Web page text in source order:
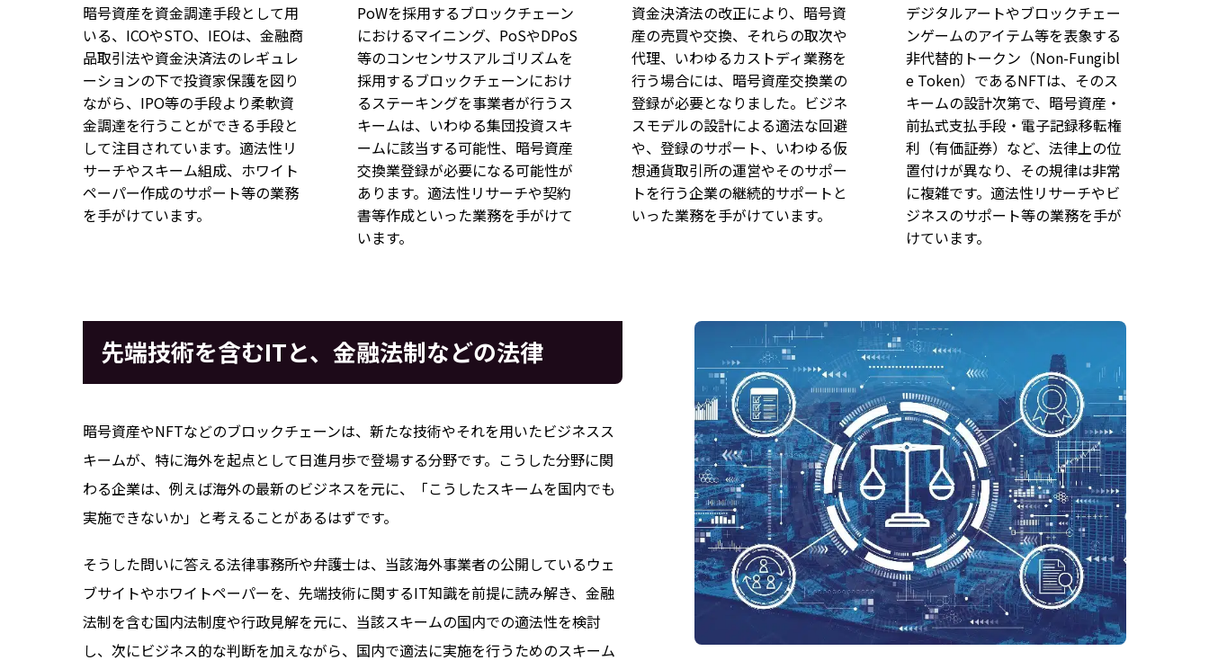
暗号資産を資金調達手段として用
いる、ICOやSTO、IEOは、金融商
品取引法や資金決済法のレギュレ
ーションの下で投資家保護を図り
ながら、IPO等の手段より柔軟資
金調達を行うことができる手段と
して注目されています。適法性リ
サーチやスキーム組成、ホワイト
ペーパー作成のサポート等の業務
を手がけています。
PoWを採用するブロックチェーン
におけるマイニング、PoSやDPoS
等のコンセンサスアルゴリズムを
採用するブロックチェーンにおけ
るステーキングを事業者が行うス
キームは、いわゆる集団投資スキ
ームに該当する可能性、暗号資産
交換業登録が必要になる可能性が
あります。適法性リサーチや契約
書等作成といった業務を手がけて
います。
資金決済法の改正により、暗号資
産の売買や交換、それらの取次や
代理、いわゆるカストディ業務を
行う場合には、暗号資産交換業の
登録が必要となりました。ビジネ
スモデルの設計による適法な回避
や、登録のサポート、いわゆる仮
想通貨取引所の運営やそのサポー
トを行う企業の継続的サポートと
いった業務を手がけています。
デジタルアートやブロックチェー
ンゲームのアイテム等を表象する
非代替的トークン（Non-Fungibl
e Token）であるNFTは、そのス
キームの設計次第で、暗号資産・
前払式支払手段・電子記録移転権
利（有価証券）など、法律上の位
置付けが異なり、その規律は非常
に複雑です。適法性リサーチやビ
ジネスのサポート等の業務を手が
けています。
先端技術を含むITと、金融法制などの法律
暗号資産やNFTなどのブロックチェーンは、新たな技術やそれを用いたビジネスス
キームが、特に海外を起点として日進月歩で登場する分野です。こうした分野に関
わる企業は、例えば海外の最新のビジネスを元に、「こうしたスキームを国内でも
実施できないか」と考えることがあるはずです。
そうした問いに答える法律事務所や弁護士は、当該海外事業者の公開しているウェ
ブサイトやホワイトペーパーを、先端技術に関するIT知識を前提に読み解き、金融
法制を含む国内法制度や行政見解を元に、当該スキームの国内での適法性を検討
し、次にビジネス的な判断を加えながら、国内で適法に実施を行うためのスキーム